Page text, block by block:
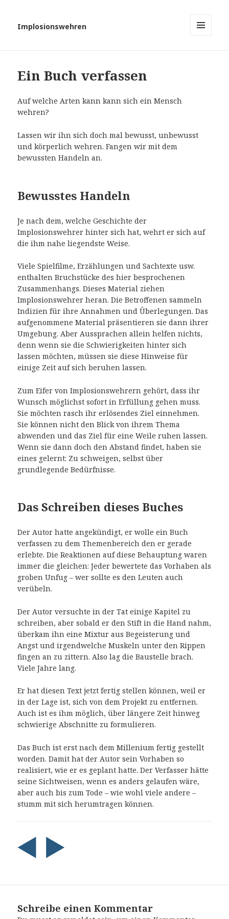
Implosionswehren
Ein Buch verfassen
Auf welche Arten kann kann sich ein Mensch
wehren?
Lassen wir ihn sich doch mal bewusst, unbewusst
und körperlich wehren. Fangen wir mit dem
bewussten Handeln an.
Bewusstes Handeln
Je nach dem, welche Geschichte der
Implosionswehrer hinter sich hat, wehrt er sich auf
die ihm nahe liegendste Weise.
Viele Spielfilme, Erzählungen und Sachtexte usw.
enthalten Bruchstücke des hier besprochenen
Zusammenhangs. Dieses Material ziehen
Implosionswehrer heran. Die Betroffenen sammeln
Indizien für ihre Annahmen und Überlegungen. Das
aufgenommene Material präsentieren sie dann ihrer
Umgebung. Aber Aussprachen allein helfen nichts,
denn wenn sie die Schwierigkeiten hinter sich
lassen möchten, müssen sie diese Hinweise für
einige Zeit auf sich beruhen lassen.
Zum Eifer von Implosionswehrern gehört, dass ihr
Wunsch möglichst sofort in Erfüllung gehen muss.
Sie möchten rasch ihr erlösendes Ziel einnehmen.
Sie können nicht den Blick von ihrem Thema
abwenden und das Ziel für eine Weile ruhen lassen.
Wenn sie dann doch den Abstand findet, haben sie
eines gelernt: Zu schweigen, selbst über
grundlegende Bedürfnisse.
Das Schreiben dieses Buches
Der Autor hatte angekündigt, er wolle ein Buch
verfassen zu dem Themenbereich den er gerade
erlebte. Die Reaktionen auf diese Behauptung waren
immer die gleichen: Jeder bewertete das Vorhaben als
groben Unfug – wer sollte es den Leuten auch
verübeln.
Der Autor versuchte in der Tat einige Kapitel zu
schreiben, aber sobald er den Stift in die Hand nahm,
überkam ihn eine Mixtur aus Begeisterung und
Angst und irgendwelche Muskeln unter den Rippen
fingen an zu zittern. Also lag die Baustelle brach.
Viele Jahre lang.
Er hat diesen Text jetzt fertig stellen können, weil er
in der Lage ist, sich von dem Projekt zu entfernen.
Auch ist es ihm möglich, über längere Zeit hinweg
schwierige Abschnitte zu formulieren.
Das Buch ist erst nach dem Millenium fertig gestellt
worden. Damit hat der Autor sein Vorhaben so
realisiert, wie er es geplant hatte. Der Verfasser hätte
seine Sichtweisen, wenn es anders gelaufen wäre,
aber auch bis zum Tode – wie wohl viele andere –
stumm mit sich herumtragen können.
Schreibe einen Kommentar